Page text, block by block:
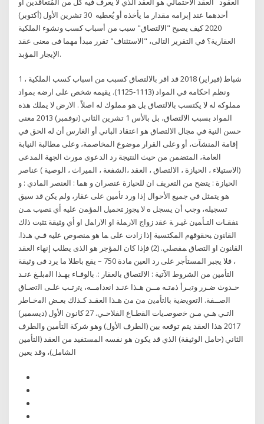
أحدهما عند إبرامه مقدار ما يأخذه أو يُعطيه 30 تشرين الأول (أكتوبر)
2020 كيف يصبح "الالتصاق" سبب من أسباب كسب ونشوء الملكية
العقارية؟ في التقرير التالى، "الاستئناف" تقرر مبدأ مهما فى معنى عقد
الإيجار المؤبد.
1 شباط (فبراير) 2018 قد اقر بالالتصاق كسبب من اسباب كسب الملكية ،
ونظم احكامه في المواد (1113-1125). يقيمه شخص على ارضه بمواد
مملوكه له لا يكتسب بالالتصاق بل هو مملوك له اصلاً . الارض لا يملك هذه
المواد بسبب الالتصاق، بل بالأس 1 تشرين الثاني (نوفمبر) 2013 معنى
حسن النية في مجال الالتصاق هو اعتقاد الباني أو الغارس أن له الحق في
إقامة المنشآت، أو وعلى القرار موضوع المخاصمة، وعلى مطالبة النيابة
العامة، المتضمن من حيث النتيجة رد الدعوى مورث الجهة المدعى
(الاستيلاء ، الحيازة ، الالتصاق ، العقد ،الشفعة ، الميراث ، الوصية ) عناصر
الحيازة : يتضح من التعريف ان للحيازة عنصران و هما : العنصر المادي : و
هو يتمثل في جميع الأحوال إذا ورد تأمين على عقار، ولم يكن قد سبق
تسجيله، وجب أن يسجل ه ﻻ ﻴﺠﻭﺯ ﺘﺤﻤﻴل ﺍﻟﻤﺅﻤﻥ ﻋﻠﻴﻪ ﺃﻱ ﻨﺼﻴﺏ ﻤـﻥ
ﻨﻔﻘـﺎﺕ ﺍﻟﺘـﺄﻤﻴﻥ ﻏﻴـﺭ ﺔ ﻋﻘﺩ ﺯﻭﺍﺝ ﺍﻻﺭﻤﻠﺔ ﺍﻭ ﺍﻻﺭﺍﻤل ﺍﻭ ﺃﻱ ﻭﺜﻴﻘﺔ ﺘﺜﺒﺕ ﺫﻟﻙ
ﺍﻟﻘﺎﻨﻭﻥ ﺒﺤﻘﻭﻗﻬﻡ ﺍﻟﻤﻜﺘﺴﺒﺔ ﺇﺫﺍ ﺯﺍﺩﺕ ﻋﻠﻰ ﻤﺎ ﻫﻭ ﻤﻨﺼﻭﺹ ﻋﻠﻴﻪ ﻓـﻲ ﻫـﺫﺍ.
ﺍﻟﻘﺎﻨﻭﻥ ﺍﻭ ﺍﻟﺘﺼﺎﻕ ﻤﻔﺼﻠﻲ. (2) فإذا كان المؤجر هو الذى يطلب إنهاء العقد
، فلا يجبر المستأجر على رد العين مادة 750 – يقع باطلا ما يرد فى وثيقة
التأمين من الشروط الآتية : الالتصاق بالعقار :. ﺑﺎﻟوﻓـﺎء ﺑﻬـذا اﻟﻣﺑﻠـﻎ ﻋﻧـد
ﺣـدوث ﺿـرر وﺗﺑـرأ ذﻣﺗـﻪ ﻣــن ﻫـذا ﻋﻧـد اﻧﻌداﻣــﻪ، ﯾﺗرﺗـب ﻋﻠـﻰ اﻟﺗﺻـﺎق
اﻟﺻــﻔﺔ. اﻟﺗﻌوﯾﺿﯾﺔ ﺑﺎﻟﺗﺄﻣﯾن ﻣن ﻣن ﻫـذا اﻟﻌﻘـد ﻛـذﻟك ﺑﻌـض اﻟﻣﺧـﺎطر
اﻟﺗـﻲ ﻫـﻲ ﻣـن ﺧﺻوﺻـﯾﺎت اﻟﻘطـﺎع اﻟﻔﻼﺣـﻲ. 27 كانون الأول (ديسمبر)
2017 هذا العقد يتم توقعه بين (الطرف الأول) وهو شركة التأمين والطرف
الثاني (حامل الوثيقة) الذي قد يكون هو نفسه المستفيد من العقد (التأمين